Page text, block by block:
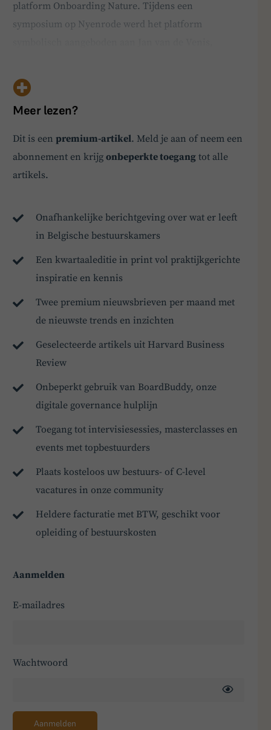
platform Onboarding Nature. Tijdens een
symposium op Nyenrode werd het platform
Generaties. Onboarding Nature biedt bedrijven
inspiratie, handvatten en een juridisch kader om de
natuur een eigen stem te geven in de besluit…
Meer lezen?
Dit is eenpremium-artikel. Meld je aan of neem een
abonnement en krijgonbeperkte toegang tot alle
artikels.
Onafhankelijke berichtgeving over wat er leeft
in Belgische bestuurskamers
Een kwartaaleditie in print vol praktijkgerichte
inspiratie en kennis
Twee premium nieuwsbrieven per maand met
de nieuwste trends en inzichten
Geselecteerde artikels uit Harvard Business
Review
Onbeperkt gebruik van BoardBuddy, onze
digitale governance hulplijn
Toegang tot intervisiesessies, masterclasses en
events met topbestuurders
Plaats kosteloos uw bestuurs- of C-level
vacatures in onze community
Heldere facturatie met BTW, geschikt voor
opleiding of bestuurskosten
Aanmelden
E-mailadres
Wachtwoord
Aanmelden
Hey! Heb je een vraag over goed bestuur? Stel
ze gerust!